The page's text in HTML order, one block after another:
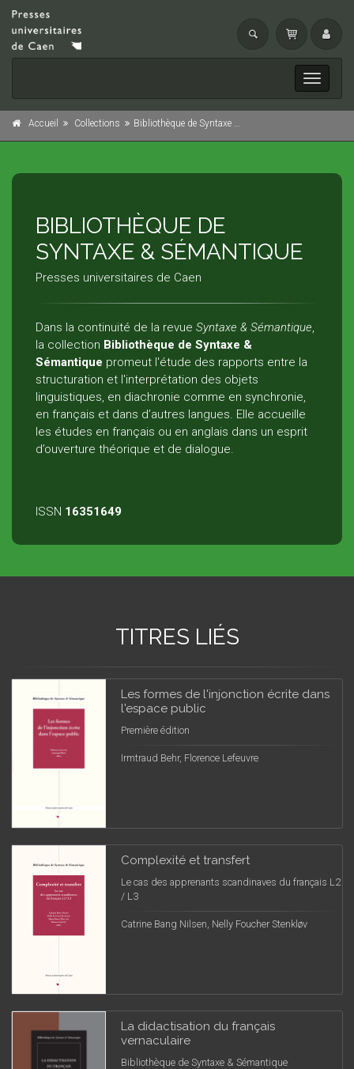
Toggle
Accueil Collections Bibliothèque de Syntaxe & Sémantique
BIBLIOTHÈQUE DE
SYNTAXE & SÉMANTIQUE
Presses universitaires de Caen
Dans la continuité de la revue Syntaxe & Sémantique,
la collection Bibliothèque de Syntaxe &
Sémantique promeut l'étude des rapports entre la
structuration et l'interprétation des objets
linguistiques, en diachronie comme en synchronie,
en français et dans d’autres langues. Elle accueille
les études en français ou en anglais dans un esprit
d’ouverture théorique et de dialogue.
ISSN 16351649
TITRES LIÉS
Les formes de l'injonction écrite dans
l'espace public
Première édition
Irmtraud Behr, Florence Lefeuvre
Complexité et transfert
Le cas des apprenants scandinaves du français L2
/ L3
Catrine Bang Nilsen, Nelly Foucher Stenkløv
La didactisation du français
vernaculaire
Bibliothèque de Syntaxe & Sémantique